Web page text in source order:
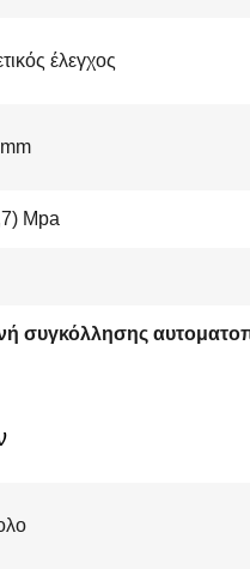
έλεγχος
Mpa